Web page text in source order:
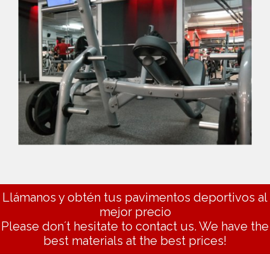
Llámanos y obtén tus pavimentos deportivos al
mejor precio
Please don´t hesitate to contact us. We have the
best materials at the best prices!